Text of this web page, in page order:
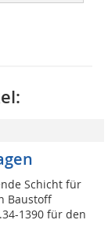
Schicht für
Baustoff
1390 für den